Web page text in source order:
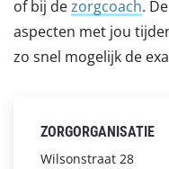
of bij dezorgcoach.
aspecten met jou
zo snel mogelijk de
ZORGORGANISATIE
Wilsonstraat 28